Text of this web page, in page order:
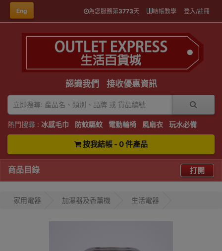
Eng 為您服務第3773天 結帳教學 登入/註冊
認識我們 接收優惠資訊
熱門搜尋 : 冰感毛巾 防蚊驅蚊 電動輪椅 風扇衣 玩水必備
按我結帳 - 0 件產品
商品目錄 打開
家用電器 加濕器及香薰機 生活電器